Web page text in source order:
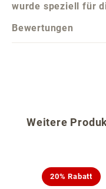
wurde speziell für
Bewertungen
Produktgalerie
Weitere
20% Rabatt